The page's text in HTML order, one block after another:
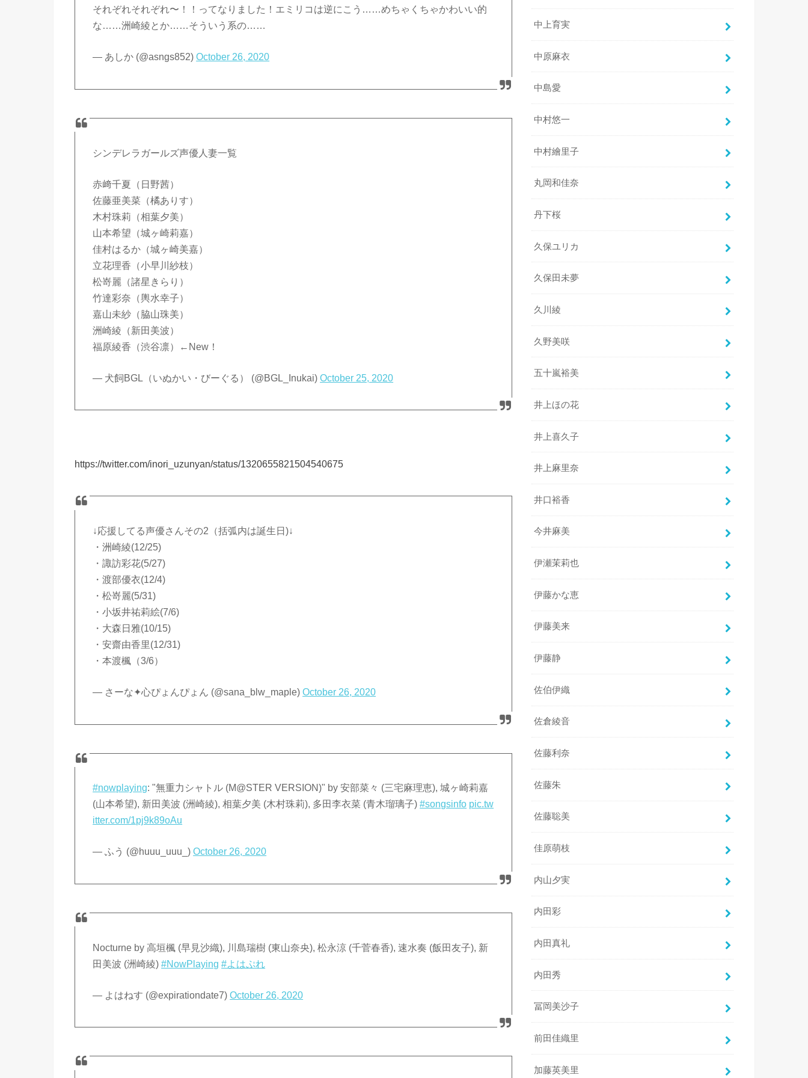
それぞれそれぞれ〜！！ってなりました！エミリコは逆にこう……めちゃくちゃかわいい的
な……洲崎綾とか……そういう系の……
— あしか (@asngs852)October 26, 2020
シンデレラガールズ声優人妻一覧
赤﨑千夏（日野茜）
佐藤亜美菜（橘ありす）
木村珠莉（相葉夕美）
山本希望（城ヶ崎莉嘉）
佳村はるか（城ヶ崎美嘉）
立花理香（小早川紗枝）
松嵜麗（諸星きらり）
竹達彩奈（輿水幸子）
嘉山未紗（脇山珠美）
洲崎綾（新田美波）
福原綾香（渋谷凛）←New！
— 犬飼BGL（いぬかい・びーぐる） (@BGL_Inukai)October 25, 2020
https://twitter.com/inori_uzunyan/status/1320655821504540675
↓応援してる声優さんその2（括弧内は誕生日)↓
・洲崎綾(12/25)
・諏訪彩花(5/27)
・渡部優衣(12/4)
・松嵜麗(5/31)
・小坂井祐莉絵(7/6)
・大森日雅(10/15)
・安齋由香里(12/31)
・本渡楓（3/6）
— さーな✦心ぴょんぴょん (@sana_blw_maple)October 26, 2020
#nowplaying: "無重力シャトル (M@STER VERSION)" by 安部菜々 (三宅麻理恵), 城ヶ崎莉嘉
(山本希望), 新田美波 (洲崎綾), 相葉夕美 (木村珠莉), 多田李衣菜 (青木瑠璃子)#songsinfo pic.tw
itter.com/1pj9k89oAu
— ふう (@huuu_uuu_)October 26, 2020
Nocturne by 高垣楓 (早見沙織), 川島瑞樹 (東山奈央), 松永涼 (千菅春香), 速水奏 (飯田友子), 新
田美波 (洲崎綾)#NowPlaying #よはぷれ
— よはねす (@expirationdate7)October 26, 2020
中上育実
中原麻衣
中島愛
中村悠一
中村繪里子
丸岡和佳奈
丹下桜
久保ユリカ
久保田未夢
久川綾
久野美咲
五十嵐裕美
井上ほの花
井上喜久子
井上麻里奈
井口裕香
今井麻美
伊瀬茉莉也
伊藤かな恵
伊藤美来
伊藤静
佐伯伊織
佐倉綾音
佐藤利奈
佐藤朱
佐藤聡美
佳原萌枝
内山夕実
内田彩
内田真礼
内田秀
冨岡美沙子
前田佳織里
加藤英美里